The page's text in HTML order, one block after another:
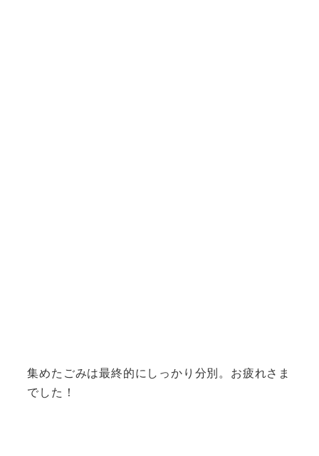
集めたごみは最終的にしっかり分別。お疲れさま
でした！